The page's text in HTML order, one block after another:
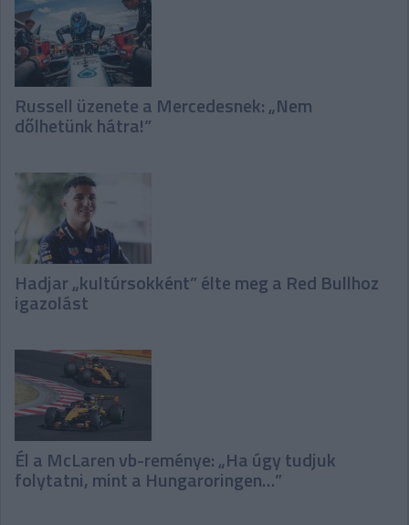
Russell üzenete a Mercedesnek: „Nem
dőlhetünk hátra!”
Hadjar „kultúrsokként” élte meg a Red Bullhoz
igazolást
Él a McLaren vb-reménye: „Ha úgy tudjuk
folytatni, mint a Hungaroringen…”